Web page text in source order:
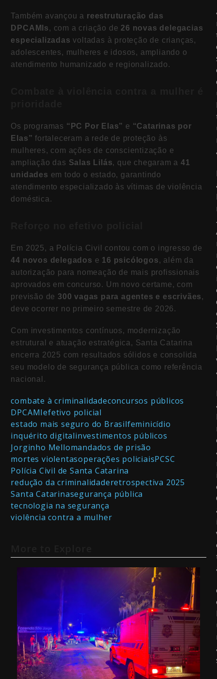
Também avançou a reestruturação das
DPCAMIs, com a criação de 26 novas delegacias
especializadas voltadas à proteção de crianças,
adolescentes, mulheres e idosos, ampliando o
atendimento humanizado e regionalizado.
Os programas “PC Por Elas” e “Catarinas por
Elas” fortaleceram a rede de proteção às
mulheres, com ações de conscientização e
ampliação das Salas Lilás, que chegaram a41
unidades em todo o estado, garantindo
atendimento especializado às vítimas de violência
doméstica.
Em 2025, a Polícia Civil contou com o ingresso de
44 novos delegados e 16 psicólogos, além da
autorização para nomeação de mais profissionais
aprovados em concurso. Um novo certame, com
previsão de 300 vagas para agentes e escrivães,
deve ocorrer no primeiro semestre de 2026.
Com investimentos contínuos, modernização
estrutural e atuação estratégica, Santa Catarina
encerra 2025 com resultados sólidos e consolida
seu modelo de segurança pública como referência
nacional.
combate à criminalidadeconcursos públicos
DPCAMIefetivo policial
estado mais seguro do Brasilfeminicídio
inquérito digitalinvestimentos públicos
Jorginho Mellomandados de prisão
mortes violentasoperações policiaisPCSC
Polícia Civil de Santa Catarina
redução da criminalidaderetrospectiva 2025
Santa Catarinasegurança pública
tecnologia na segurança
violência contra a mulher